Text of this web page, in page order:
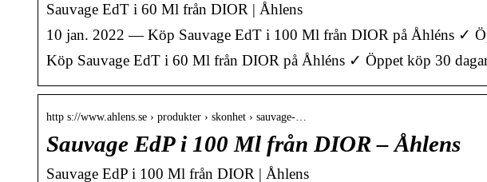
Sauvage EdT i 60 Ml från DIOR | Åhlens
10 jan. 2022 — Köp Sauvage EdT i 100 Ml från DIOR på Åhléns ✓
Köp Sauvage EdT i 60 Ml från DIOR på Åhléns ✓ Öppet köp 30
http s://www.ahlens.se › produkter › skonhet › sauvage-…
Sauvage EdP i 100 Ml från DIOR – Åhlens
Sauvage EdP i 100 Ml från DIOR | Åhlens